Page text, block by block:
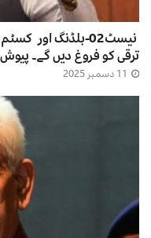
نیسٹ02-بلڈنگ اور
ترقی کو فروغ دیں گے۔